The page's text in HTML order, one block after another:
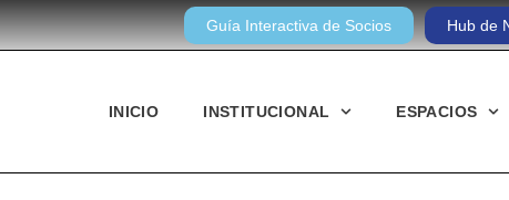
Guía Interactiva de Socios Hub de
INICIO INSTITUCIONAL ESPACIOS